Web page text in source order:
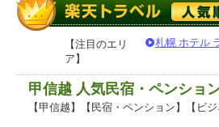
【注目のエリ
ア】
札幌 ホテル
甲信越 人気民宿・ペンショ
【甲信越】【民宿・ペンション】【ビ